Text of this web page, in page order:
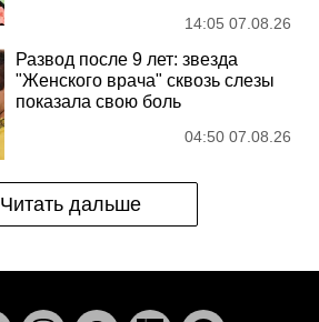
14:05 07.08.26
Развод после 9 лет: звезда
"Женского врача" сквозь слезы
показала свою боль
04:50 07.08.26
Читать дальше